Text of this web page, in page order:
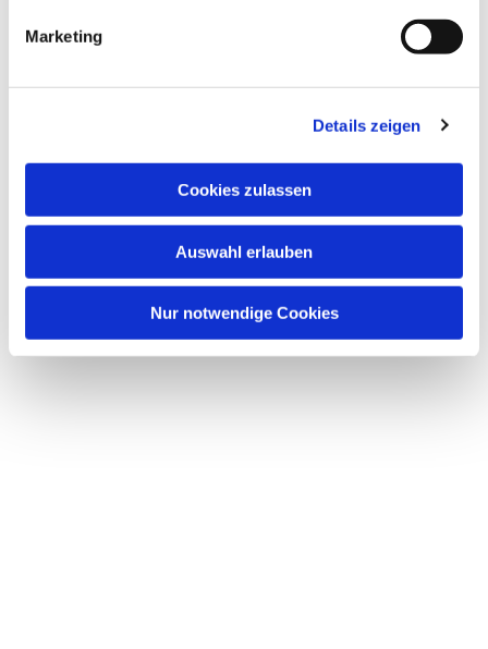
Marketing
Details zeigen
Cookies zulassen
Auswahl erlauben
Nur notwendige Cookies
Dies könnte Sie auch